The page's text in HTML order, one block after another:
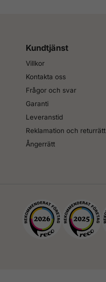
Kundtjänst
Villkor
Kontakta oss
Frågor och svar
Garanti
Leveranstid
Reklamation och returrätt
Ångerrätt